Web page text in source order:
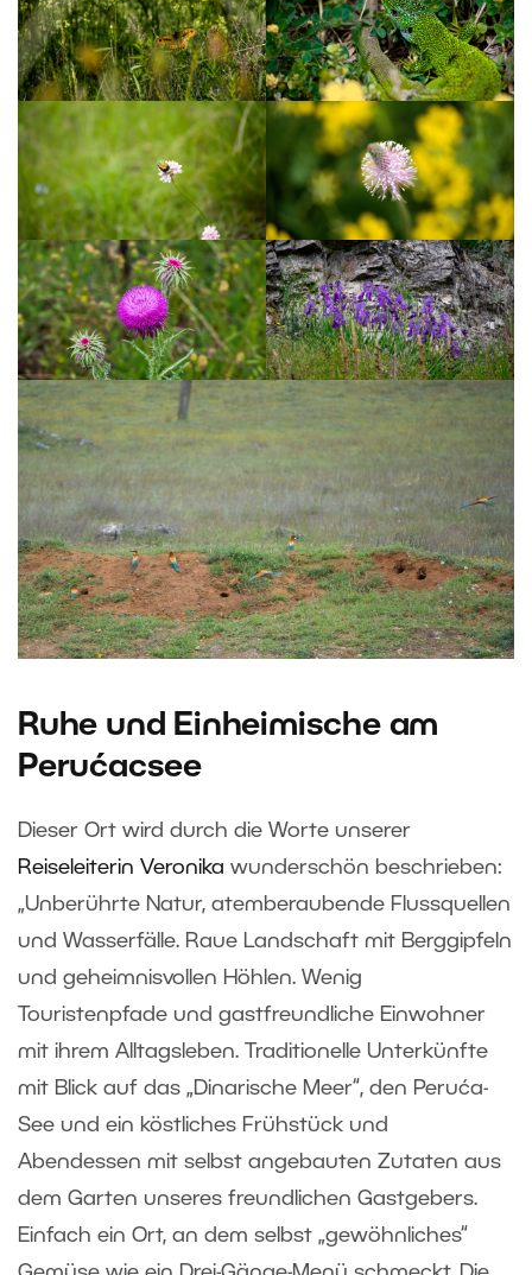
Ruhe und Einheimische am
Perućacsee
Dieser Ort wird durch die Worte unserer
Reiseleiterin Veronika wunderschön beschrieben:
„Unberührte Natur, atemberaubende Flussquellen
und Wasserfälle. Raue Landschaft mit Berggipfeln
und geheimnisvollen Höhlen. Wenig
Touristenpfade und gastfreundliche Einwohner
mit ihrem Alltagsleben. Traditionelle Unterkünfte
mit Blick auf das „Dinarische Meer“, den Peruća-
See und ein köstliches Frühstück und
Abendessen mit selbst angebauten Zutaten aus
dem Garten unseres freundlichen Gastgebers.
Einfach ein Ort, an dem selbst „gewöhnliches“